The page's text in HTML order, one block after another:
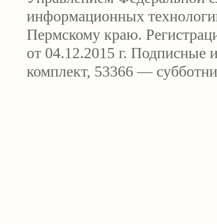
информационных
Пермскому краю.
от 04.12.2015 г.
комплект, 53366 —